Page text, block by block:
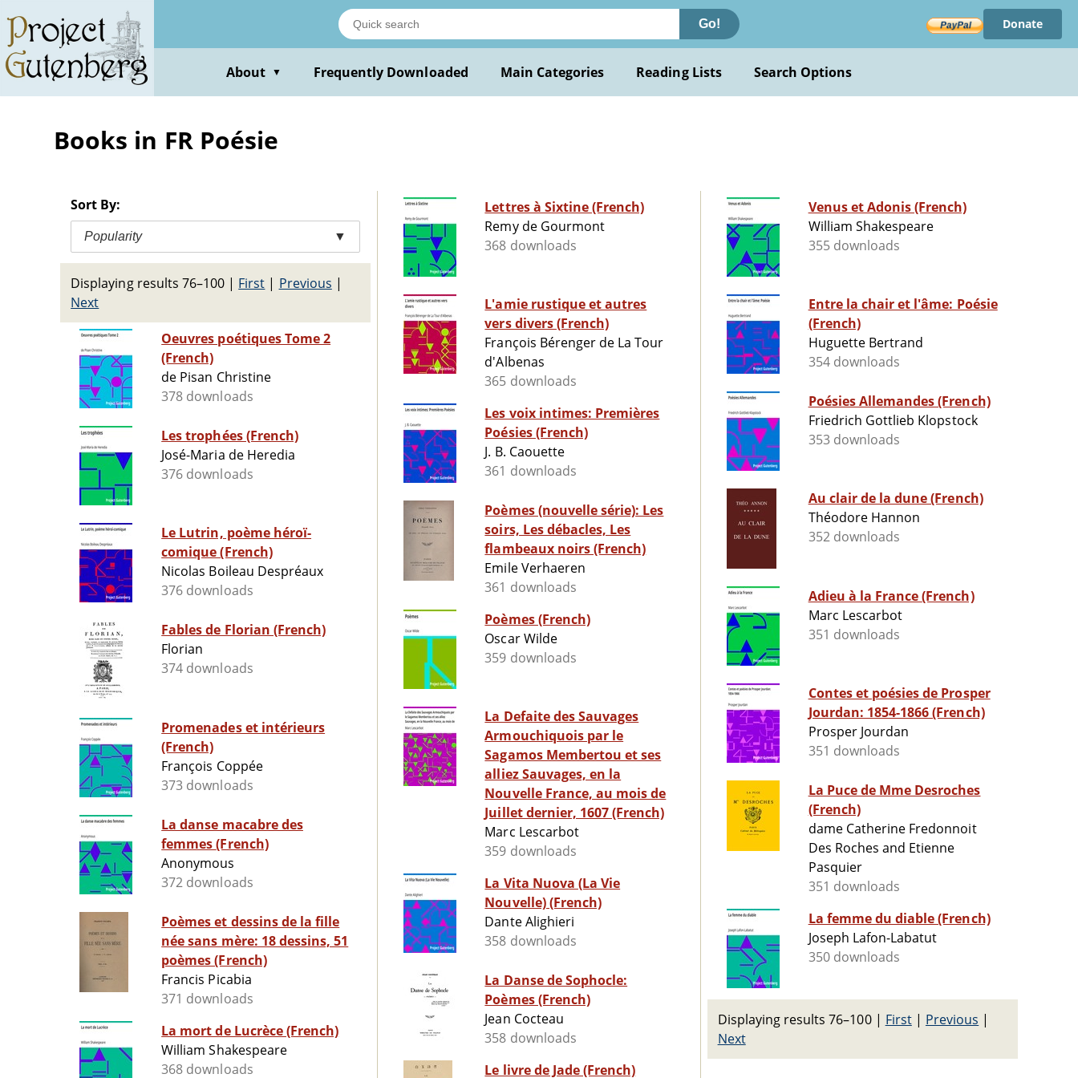
main
content
Go! Donate
About ▼ Frequently Downloaded Main Categories Reading Lists Search Options
Books in FR Poésie
Sort By:
Popularity ▼
Displaying results 76–100 | First | Previous |
Next
Oeuvres poétiques Tome 2
(French)
de Pisan Christine
378 downloads
Les trophées (French)
José-Maria de Heredia
376 downloads
Le Lutrin, poème héroï-
comique (French)
Nicolas Boileau Despréaux
376 downloads
Fables de Florian (French)
Florian
374 downloads
Promenades et intérieurs
(French)
François Coppée
373 downloads
La danse macabre des
femmes (French)
Anonymous
372 downloads
Poèmes et dessins de la fille
née sans mère: 18 dessins, 51
poèmes (French)
Francis Picabia
371 downloads
La mort de Lucrèce (French)
William Shakespeare
368 downloads
Lettres à Sixtine (French)
Remy de Gourmont
368 downloads
L'amie rustique et autres
vers divers (French)
François Bérenger de La Tour
d'Albenas
365 downloads
Les voix intimes: Premières
Poésies (French)
J. B. Caouette
361 downloads
Poèmes (nouvelle série): Les
soirs, Les débacles, Les
flambeaux noirs (French)
Emile Verhaeren
361 downloads
Poèmes (French)
Oscar Wilde
359 downloads
La Defaite des Sauvages
Armouchiquois par le
Sagamos Membertou et ses
alliez Sauvages, en la
Nouvelle France, au mois de
Juillet dernier, 1607 (French)
Marc Lescarbot
359 downloads
La Vita Nuova (La Vie
Nouvelle) (French)
Dante Alighieri
358 downloads
La Danse de Sophocle:
Poèmes (French)
Jean Cocteau
358 downloads
Le livre de Jade (French)
Venus et Adonis (French)
William Shakespeare
355 downloads
Entre la chair et l'âme: Poésie
(French)
Huguette Bertrand
354 downloads
Poésies Allemandes (French)
Friedrich Gottlieb Klopstock
353 downloads
Au clair de la dune (French)
Théodore Hannon
352 downloads
Adieu à la France (French)
Marc Lescarbot
351 downloads
Contes et poésies de Prosper
Jourdan: 1854-1866 (French)
Prosper Jourdan
351 downloads
La Puce de Mme Desroches
(French)
dame Catherine Fredonnoit
Des Roches and Etienne
Pasquier
351 downloads
La femme du diable (French)
Joseph Lafon-Labatut
350 downloads
Displaying results 76–100 | First| Previous |
Next